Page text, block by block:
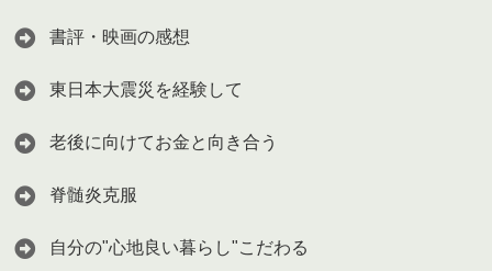
書評・映画の感想
東日本大震災を経験して
老後に向けてお金と向き合う
脊髄炎克服
自分の"心地良い暮らし"こだわる